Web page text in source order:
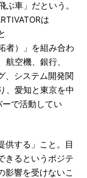
ぶ車」だという。
は
者）」を組み合わ
航空機、銀行、
、システム開発関
、愛知と東京を中
で活動してい
供する」こと。目
きるというポジテ
影響を受けないこ